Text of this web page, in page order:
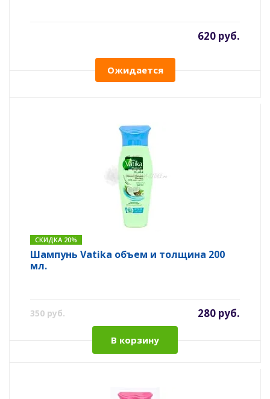
620 руб.
Ожидается
СКИДКА 20%
Шампунь Vatika объем и толщина 200
мл.
350 руб. 280 руб.
В корзину